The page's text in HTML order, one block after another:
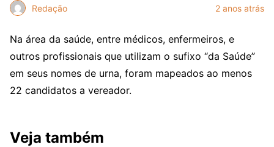
Redação 2 anos atrás
Na área da saúde, entre médicos, enfermeiros, e
outros profissionais que utilizam o sufixo “da Saúde”
em seus nomes de urna, foram mapeados ao menos
22 candidatos a vereador.
Veja também